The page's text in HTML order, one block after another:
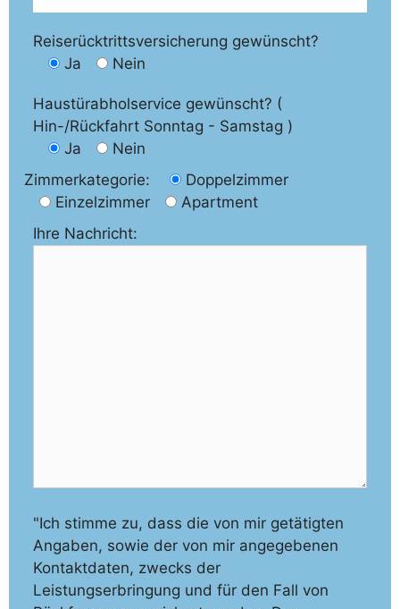
Reiserücktrittsversicherung gewünscht?
Ja
Nein
Haustürabholservice gewünscht? (
Hin-/Rückfahrt Sonntag - Samstag )
Ja
Nein
Zimmerkategorie:
Doppelzimmer
Einzelzimmer
Apartment
Ihre Nachricht:
"Ich stimme zu, dass die von mir getätigten
Angaben, sowie der von mir angegebenen
Kontaktdaten, zwecks der
Leistungserbringung und für den Fall von